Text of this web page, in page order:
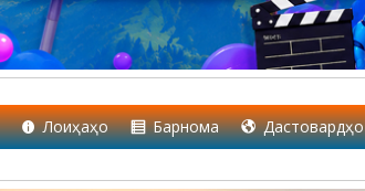
Лоиҳаҳо Барнома Дастовардҳо